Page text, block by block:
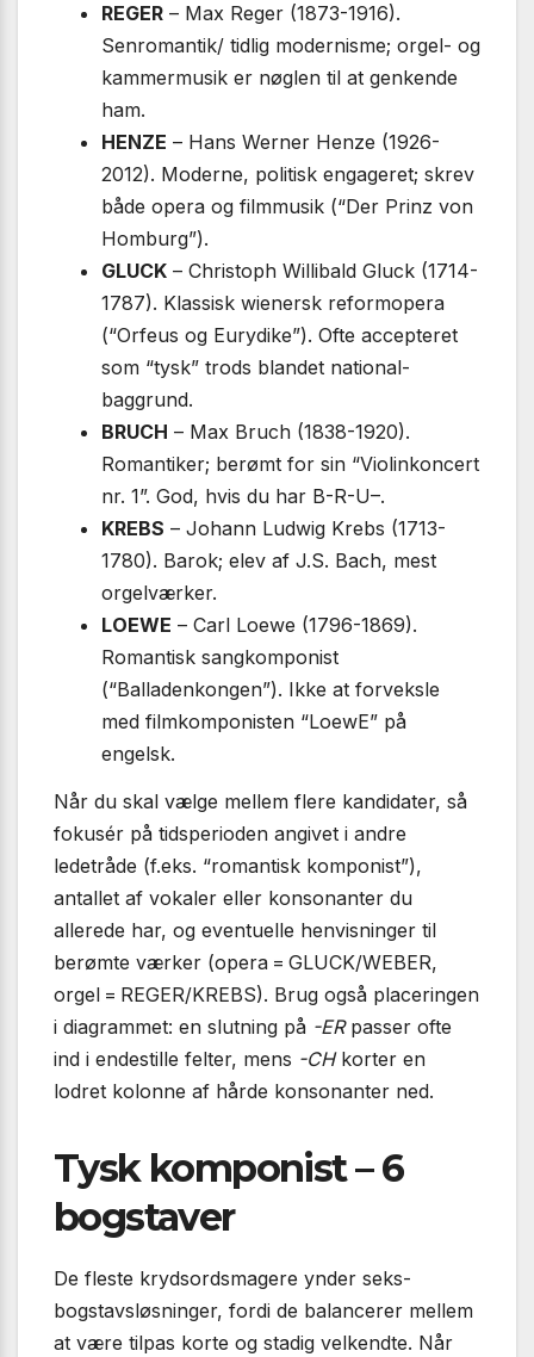
REGER – Max Reger (1873-1916).
Senromantik/ tidlig modernisme; orgel- og
kammermusik er nøglen til at genkende
ham.
HENZE – Hans Werner Henze (1926-
2012). Moderne, politisk engageret; skrev
både opera og film­musik (“Der Prinz von
Homburg”).
GLUCK – Christoph Willibald Gluck (1714-
1787). Klassisk wienersk reform­opera
(“Orfeus og Eurydike”). Ofte accepteret
som “tysk” trods blandet national­
baggrund.
BRUCH – Max Bruch (1838-1920).
Romantiker; berømt for sin “Violinkoncert
nr. 1”. God, hvis du har B-R-U–.
KREBS – Johann Ludwig Krebs (1713-
1780). Barok; elev af J.S. Bach, mest
orgel­værker.
LOEWE – Carl Loewe (1796-1869).
Romantisk sang­komponist
(“Balladenkongen”). Ikke at forveksle
med film­komponisten “LoewE” på
engelsk.
Når du skal vælge mellem flere kandidater, så
fokusér på tidsperioden angivet i andre
ledetråde (f.eks. “romantisk komponist”),
antallet af vokaler eller konsonanter du
allerede har, og eventuelle henvisninger til
berømte værker (opera = GLUCK/WEBER,
orgel = REGER/KREBS). Brug også placeringen
i diagrammet: en slutning på -ERpasser ofte
ind i endestille felter, mens -CHkorter en
lodret kolonne af hårde konsonanter ned.
Tysk komponist – 6
bogstaver
De fleste krydsordsmagere ynder seks-
bogstavsløsninger, fordi de balancerer mellem
at være tilpas korte og stadig velkendte. Når